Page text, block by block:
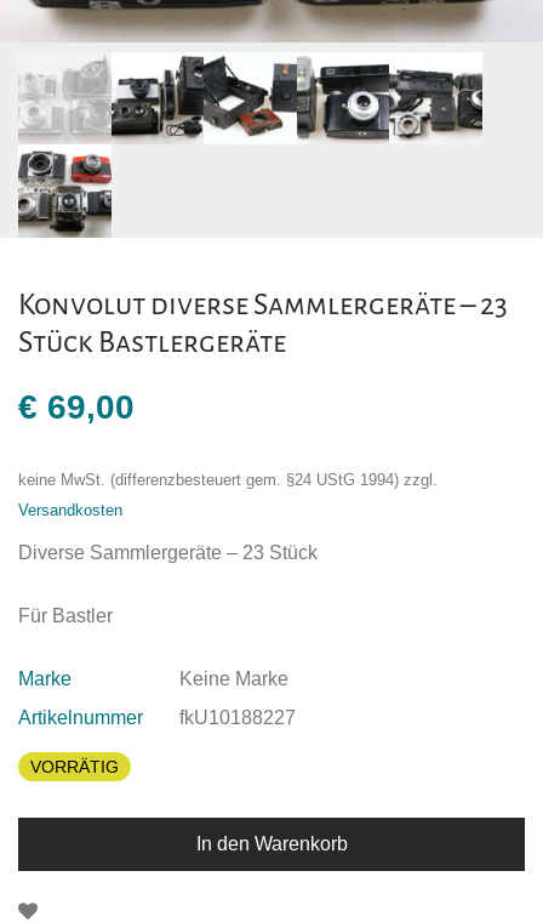
Konvolut diverse Sammlergeräte – 23
Stück Bastlergeräte
€ 69,00
keine MwSt. (differenzbesteuert gem. §24 UStG 1994) zzgl.
Versandkosten
Diverse Sammlergeräte – 23 Stück
Für Bastler
Marke
Keine Marke
Artikelnummer
fkU10188227
VORRÄTIG
In den Warenkorb